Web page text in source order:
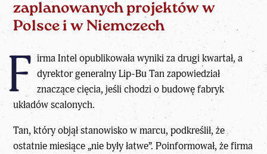
zaplanowanych projektów w
Polsce i w Niemczech
F irma Intel opublikowała wyniki za drugi kwartał, a
dyrektor generalny Lip-Bu Tan zapowiedział
znaczące cięcia, jeśli chodzi o budowę fabryk
układów scalonych.
Tan, który objął stanowisko w marcu, podkreślił, że
ostatnie miesiące „nie były łatwe”. Poinformował, że firma